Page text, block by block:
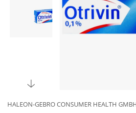
HALEON-GEBRO CONSUMER HEALTH